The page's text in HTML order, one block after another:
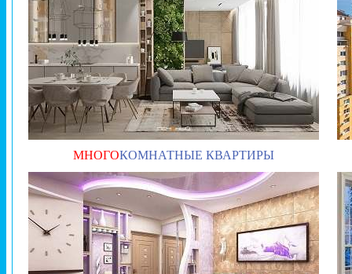
МНОГОКОМНАТНЫЕ КВАРТИРЫ